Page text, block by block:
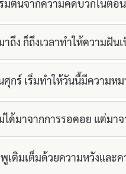
มต้นจากความคิดบวกในตอน
ถึง ก็ถึงเวลาทำให้ความฝัน
ศุกร์ เริ่มทำให้วันนี้มีความหม
ได้มาจากการรอคอย แต่มา
เติมเต็มด้วยความหวังและ